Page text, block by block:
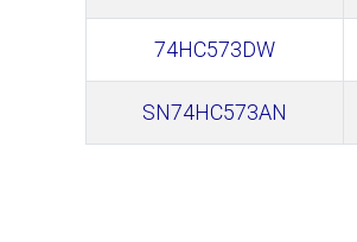
74HC573DW
SN74HC573AN